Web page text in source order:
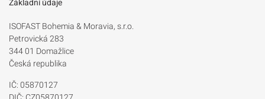
Základní údaje
ISOFAST Bohemia & Moravia, s.r.o.
Petrovická 283
344 01 Domažlice
Česká republika
IČ: 05870127